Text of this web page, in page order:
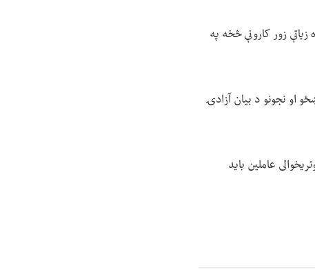
زور کارونې څخه په
او نجونو د بیان آزادۍ
عاملین باید